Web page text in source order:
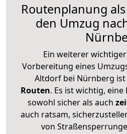
Routenplanung
den Umzug
Ein weiterer
Vorbereitung eines
Altdorf bei Nürnberg ist
Routen. Es ist wichtig,
sowohl sicher als auch
auch ratsam,
von